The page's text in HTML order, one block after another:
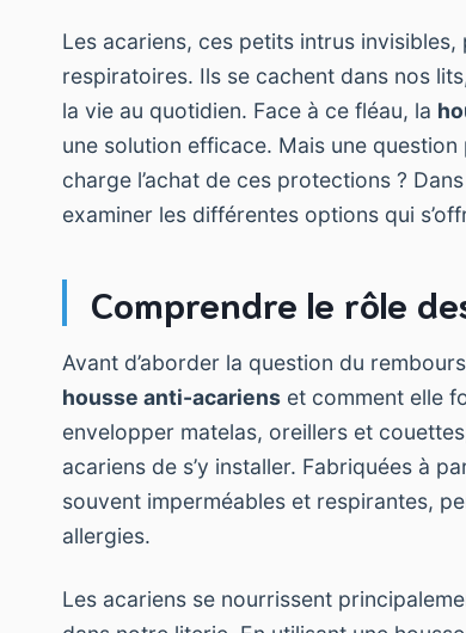
Les acariens, ces petits intrus
respiratoires. Ils se cachent dans nos
la vie au quotidien. Face à ce fléau, la
une solution efficace. Mais une
charge l’achat de ces protections ?
examiner les différentes options qui
Comprendre le rôle
Avant d’aborder la question du
housse anti-acariens et comment elle
envelopper matelas, oreillers et
acariens de s’y installer. Fabriquées à
souvent imperméables et respirantes,
allergies.
Les acariens se nourrissent